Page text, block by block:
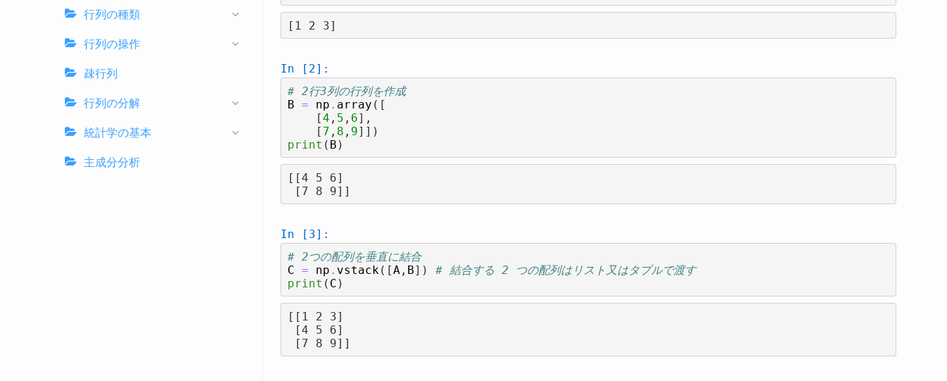
行列の種類
行列の操作
疎行列
行列の分解
統計学の基本
主成分分析
In [2]:
# 2行3列の行列を作成
B = np . array ([
[4 , 5 , 6],
[ 7 , 8 , 9]])
print ( B )
[[4 5 6]
In [3]:
# 2つの配列を垂直に結合
C = np . vstack ([A , B])
# 結合する 2 つの配列はリスト又はタプルで渡す
print ( C )
[[1 2 3]